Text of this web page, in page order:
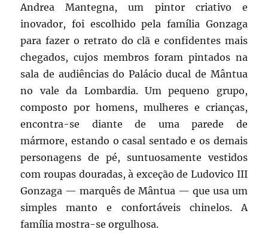
Andrea Mantegna, um pintor criativo e
inovador, foi escolhido pela família Gonzaga
para fazer o retrato do clã e confidentes mais
chegados, cujos membros foram pintados na
sala de audiências do Palácio ducal de Mântua
no vale da Lombardia. Um pequeno grupo,
composto por homens, mulheres e crianças,
encontra-se diante de uma parede de
mármore, estando o casal sentado e os demais
personagens de pé, suntuosamente vestidos
com roupas douradas, à exceção de Ludovico III
Gonzaga — marquês de Mântua — que usa um
simples manto e confortáveis chinelos. A
família mostra-se orgulhosa.